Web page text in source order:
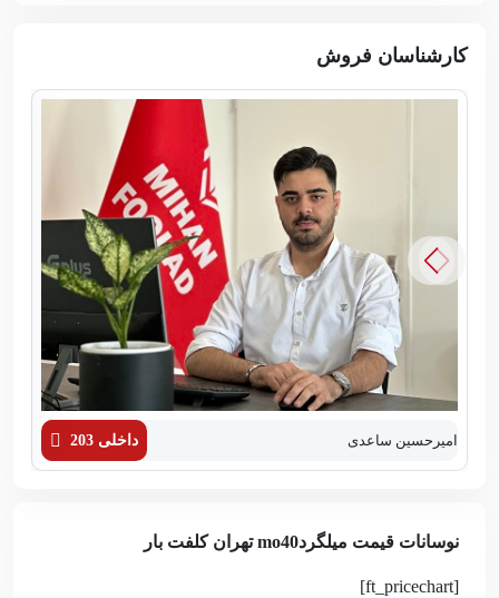
کارشناسان فروش
امیرحسین ساعدی داخلی 203
نوسانات قیمت میلگردmo40 تهران کلفت بار
[ft_pricechart]